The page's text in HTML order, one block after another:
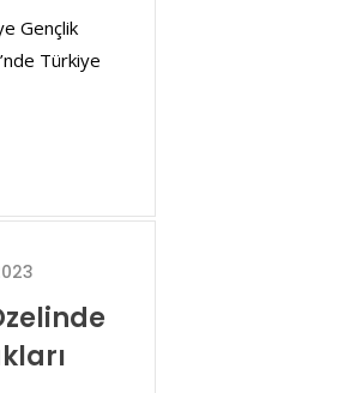
Gençlik
Türkiye